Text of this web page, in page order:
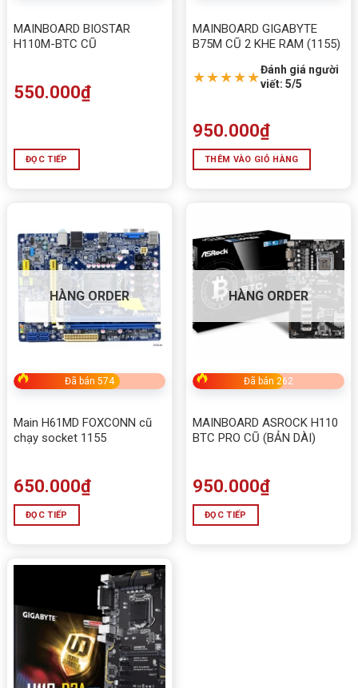
MAINBOARD BIOSTAR
H110M-BTC CŨ
550.000₫
ĐỌC TIẾP
MAINBOARD GIGABYTE
B75M CŨ 2 KHE RAM (1155)
★★★★★Đánh giá người
viết: 5/5
950.000₫
THÊM VÀO GIỎ HÀNG
HÀNG ORDER
Đã bán 574
Main H61MD FOXCONN cũ
chạy socket 1155
650.000₫
ĐỌC TIẾP
HÀNG ORDER
Đã bán 262
MAINBOARD ASROCK H110
BTC PRO CŨ (BẢN DÀI)
950.000₫
ĐỌC TIẾP